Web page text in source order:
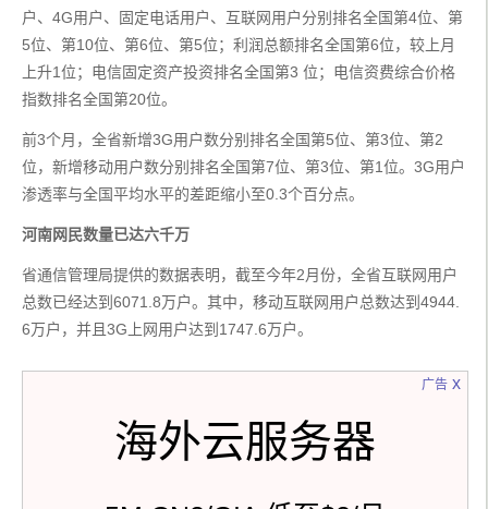
户、4G用户、固定电话用户、互联网用户分别排名全国第4位、第
5位、第10位、第6位、第5位；利润总额排名全国第6位，较上月
上升1位；电信固定资产投资排名全国第3 位；电信资费综合价格
指数排名全国第20位。
前3个月，全省新增3G用户数分别排名全国第5位、第3位、第2
位，新增移动用户数分别排名全国第7位、第3位、第1位。3G用户
渗透率与全国平均水平的差距缩小至0.3个百分点。
河南网民数量已达六千万
省通信管理局提供的数据表明，截至今年2月份，全省互联网用户
总数已经达到6071.8万户。其中，移动互联网用户总数达到4944.
6万户，并且3G上网用户达到1747.6万户。
广告
海外云服务器
x